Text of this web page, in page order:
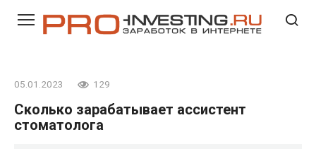
05.01.2023 129
Сколько зарабатывает ассистент
стоматолога